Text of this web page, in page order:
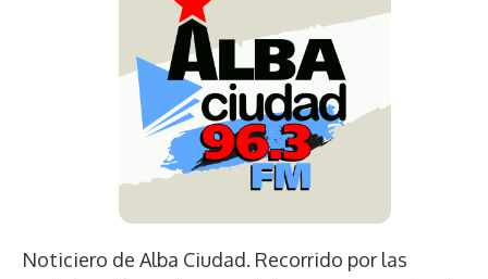
Noticiero de Alba Ciudad. Recorrido por las